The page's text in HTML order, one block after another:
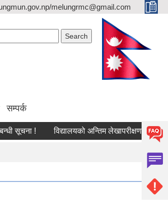
melungrmc@gmail.com
सम्पर्क
! विद्यालयको अन्तिम लेखापरीक्षणका लागि